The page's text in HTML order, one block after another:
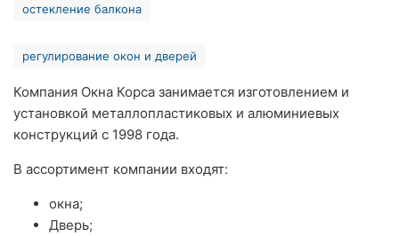
Запорожье
Львов
Рог
Николаев
Херсон
остекление балкона
регулирование окон и дверей
Компания Окна Корса занимается изготовлением и
установкой металлопластиковых и алюминиевых
конструкций с 1998 года.
В ассортимент компании входят:
окна;
Дверь;